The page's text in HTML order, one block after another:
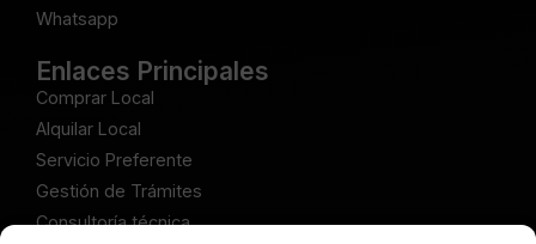
Whatsapp
Enlaces Principales
Comprar Local
Alquilar Local
Servicio Preferente
Gestión de Trámites
Consultoría técnica